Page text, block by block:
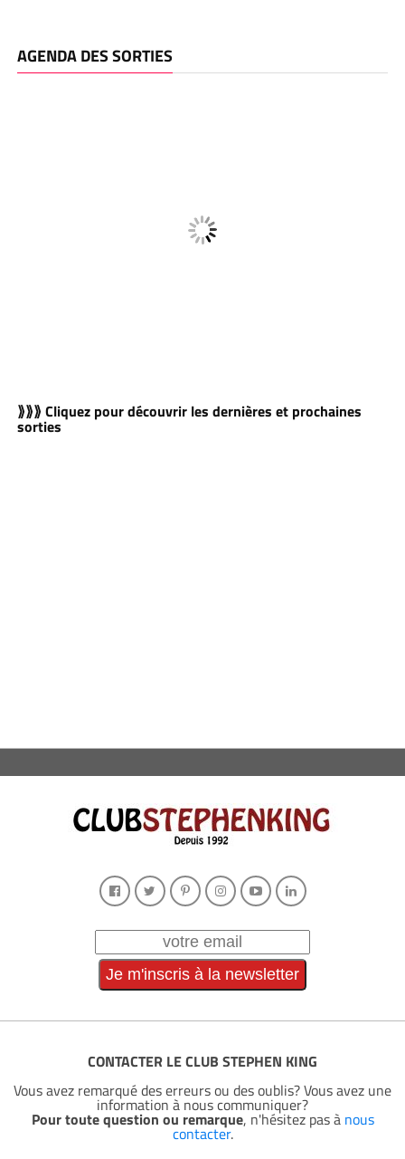
AGENDA DES SORTIES
⟫⟫⟫ Cliquez pour découvrir les dernières et prochaines
sorties
CONTACTER LE CLUB STEPHEN KING
Vous avez remarqué des erreurs ou des oublis? Vous avez une
information à nous communiquer?
Pour toute question ou remarque, n'hésitez pas à nous
contacter.